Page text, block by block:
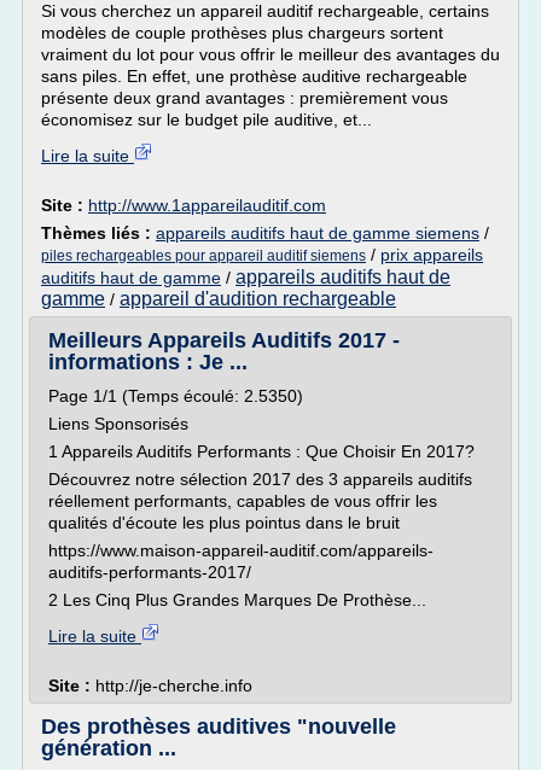
Si vous cherchez un appareil auditif rechargeable, certains
modèles de couple prothèses plus chargeurs sortent
vraiment du lot pour vous offrir le meilleur des avantages du
sans piles. En effet, une prothèse auditive rechargeable
présente deux grand avantages : premièrement vous
économisez sur le budget pile auditive, et...
Lire la suite
Site : http://www.1appareilauditif.com
Thèmes liés : appareils auditifs haut de gamme siemens /
piles rechargeables pour appareil auditif siemens / prix appareils
auditifs haut de gamme / appareils auditifs haut de
gamme / appareil d'audition rechargeable
Meilleurs Appareils Auditifs 2017 -
informations : Je ...
Page 1/1 (Temps écoulé: 2.5350)
Liens Sponsorisés
1 Appareils Auditifs Performants : Que Choisir En 2017?
Découvrez notre sélection 2017 des 3 appareils auditifs
réellement performants, capables de vous offrir les
qualités d'écoute les plus pointus dans le bruit
https://www.maison-appareil-auditif.com/appareils-
auditifs-performants-2017/
2 Les Cinq Plus Grandes Marques De Prothèse...
Lire la suite
Site : http://je-cherche.info
Des prothèses auditives "nouvelle
génération ...